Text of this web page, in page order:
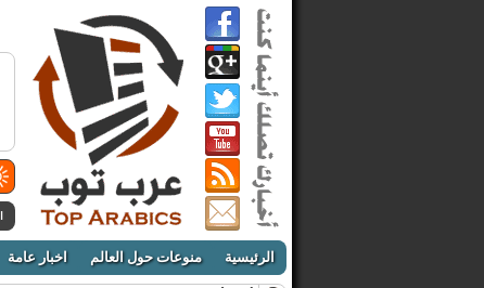
الرئيسية منوعات حول العالم اخبار عامة